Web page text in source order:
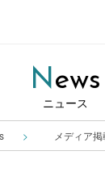
News
ニュース
メディア